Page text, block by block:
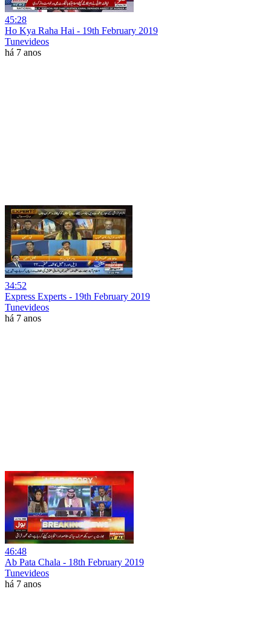
45:28
Ho Kya Raha Hai - 19th February 2019
Tunevideos
há 7 anos
34:52
Express Experts - 19th February 2019
Tunevideos
há 7 anos
46:48
Ab Pata Chala - 18th February 2019
Tunevideos
há 7 anos